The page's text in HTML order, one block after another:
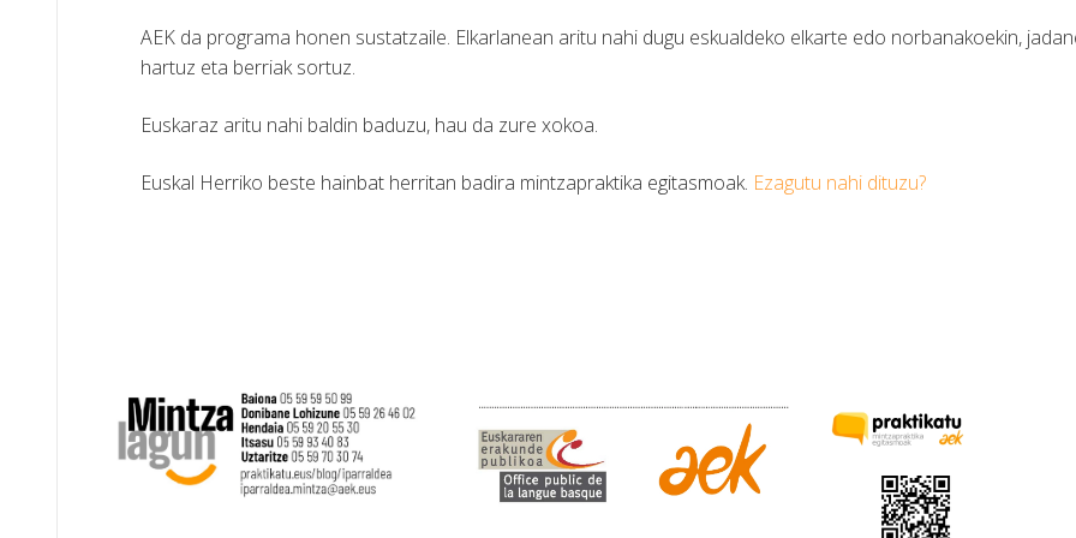
AEK da programa honen sustatzaile. Elkarlanean aritu nahi dugu eskualdeko elkarte edo norbanakoekin,
hartuz eta berriak sortuz.
Euskaraz aritu nahi baldin baduzu, hau da zure xokoa.
Euskal Herriko beste hainbat herritan badira mintzapraktika egitasmoak. Ezagutu nahi dituzu?